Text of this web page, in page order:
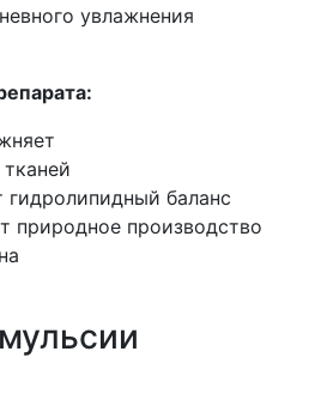
увлажнения
гидролипидный баланс
природное производство